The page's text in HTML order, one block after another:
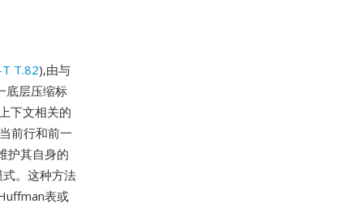
T.82),由与
底层压缩标
下文相关的
前行和前一
护其自身的
。这种方法
表或